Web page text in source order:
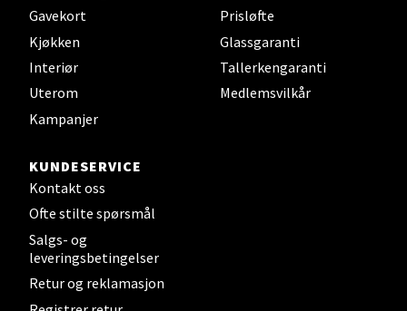
Gavekort
Kjøkken
Interiør
Uterom
Kampanjer
Prisløfte
Glassgaranti
Tallerkengaranti
Medlemsvilkår
KUNDESERVICE
Kontakt oss
Ofte stilte spørsmål
Salgs- og
leveringsbetingelser
Retur og reklamasjon
Leirvik - Stord
Åpent i dag 10-17